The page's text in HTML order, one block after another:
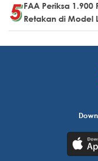
FAA Periksa
Retakan di Model